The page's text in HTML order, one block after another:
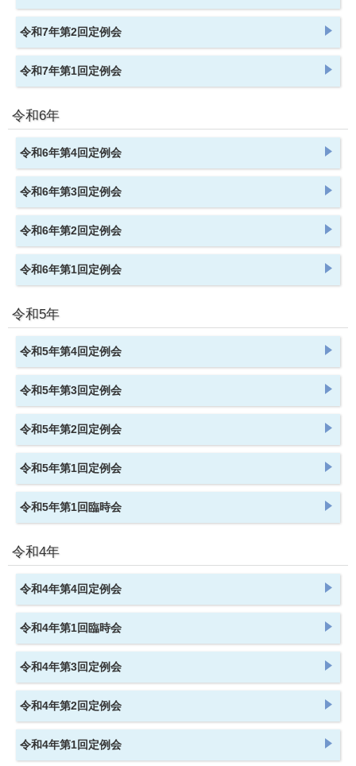
令和7年第2回定例会
令和7年第1回定例会
令和6年
令和6年第4回定例会
令和6年第3回定例会
令和6年第2回定例会
令和6年第1回定例会
令和5年
令和5年第4回定例会
令和5年第3回定例会
令和5年第2回定例会
令和5年第1回定例会
令和5年第1回臨時会
令和4年
令和4年第4回定例会
令和4年第1回臨時会
令和4年第3回定例会
令和4年第2回定例会
令和4年第1回定例会